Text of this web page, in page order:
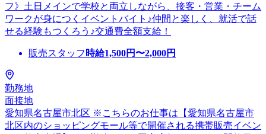
フ》土日メインで学校と両立しながら、接客・営業・チーム
ワークが身につくイベントバイト♪仲間と楽しく、就活で話
せる経験もつくろう♪交通費全額支給！
販売スタッフ 時給1,500円〜2,000円
勤務地
面接地
愛知県名古屋市北区 ※こちらのお仕事は【愛知県名古屋市
北区内のショッピングモール等で開催される携帯販売イベン